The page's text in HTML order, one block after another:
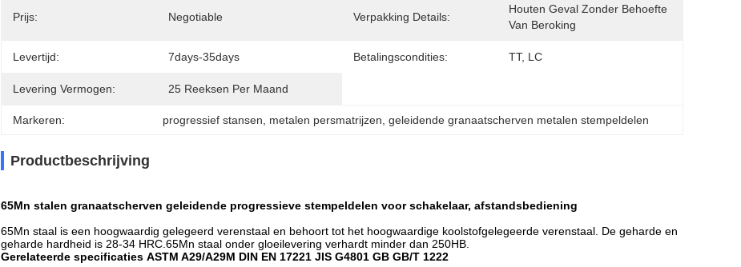
Prijs: Negotiable Verpakking Details:
Houten Geval Zonder Behoefte
Van Beroking
Levertijd: 7days-35days Betalingscondities: TT, LC
Levering Vermogen: 25 Reeksen Per Maand
Markeren: progressief stansen metalen persmatrijzen , geleidende granaatscherven metalen stempeldelen
Productbeschrijving
65Mn stalen granaatscherven geleidende progressieve stempeldelen voor schakelaar, afstandsbediening
65Mn staal is een hoogwaardig gelegeerd verenstaal en behoort tot het hoogwaardige koolstofgelegeerde verenstaal. De geharde en
geharde hardheid is 28-34 HRC.65Mn staal onder gloeilevering verhardt minder dan 250HB.
Gerelateerde specificaties ASTM A29/A29M DIN EN 17221 JIS G4801 GB GB/T 1222